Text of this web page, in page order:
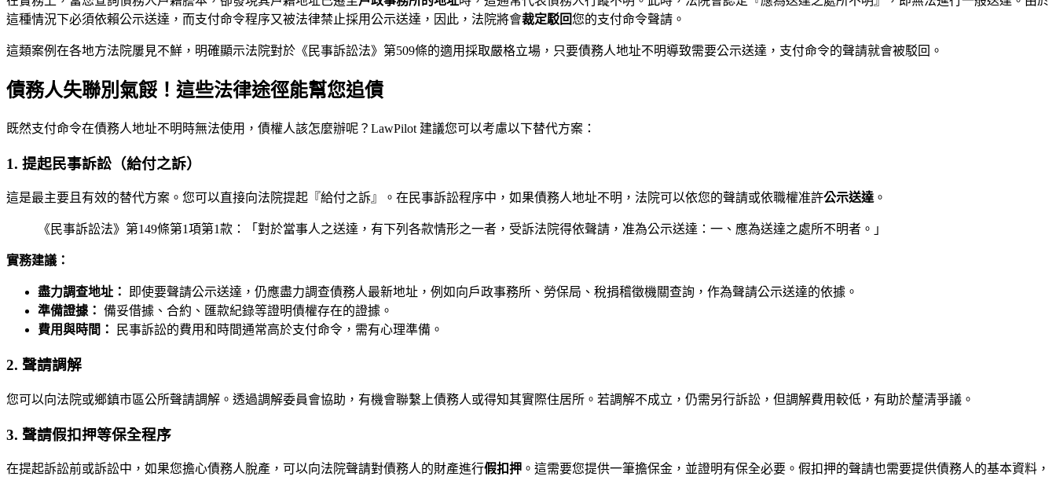
這種情況下必須依賴公示送達，而支付命令程序又被法律禁止採用公示送達，因此，法院將會裁定駁回您的支付命令聲請。
這類案例在各地方法院屢見不鮮，明確顯示法院對於《民事訴訟法》第509條的適用採取嚴格立場，只要債務人地址不明導致需要公示送達，支付命令的聲請就會被駁回。
債務人失聯別氣餒！這些法律途徑能幫您追債
既然支付命令在債務人地址不明時無法使用，債權人該怎麼辦呢？LawPilot 建議您可以考慮以下替代方案：
1. 提起民事訴訟（給付之訴）
這是最主要且有效的替代方案。您可以直接向法院提起『給付之訴』。在民事訴訟程序中，如果債務人地址不明，法院可以依您的聲請或依職權准許公示送達 。
《民事訴訟法》第149條第1項第1款：「對於當事人之送達，有下列各款情形之一者，受訴法院得依聲請，准為公示送達：一、應為送達之處所不明者。」
實務建議：
盡力調查地址：
即使要聲請公示送達，仍應盡力調查債務人最新地址，例如向戶政事務所、勞保局、稅捐稽徵機關查詢，作為聲請公示送達的依據。
準備證據： 備妥借據、合約、匯款紀錄等證明債權存在的證據。
費用與時間：
民事訴訟的費用和時間通常高於支付命令，需有心理準備。
2. 聲請調解
您可以向法院或鄉鎮市區公所聲請調解。透過調解委員會協助，有機會聯繫上債務人或得知其實際住居所。若調解不成立，仍需另行訴訟，但調解費用較低，有助於釐清爭議。
3. 聲請假扣押等保全程序
在提起訴訟前或訴訟中，如果您擔心債務人脫產，可以向法院聲請對債務人的財產進行假扣押 。這需要您提供一筆擔保金，並證明有保全必要。假扣押的聲請也需要提供債務人的基本資料，